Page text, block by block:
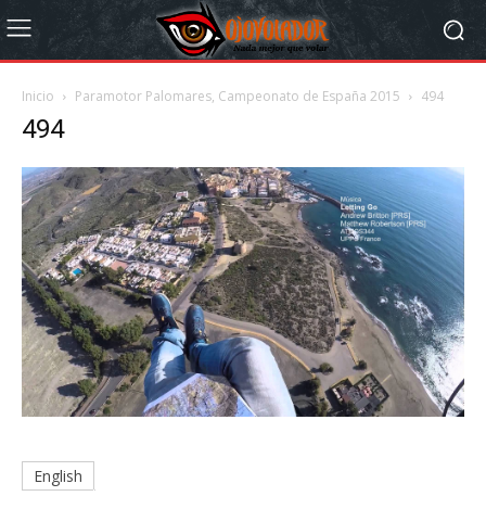
Inicio Paramotor Palomares, Campeonato de España 2015 494
494
English